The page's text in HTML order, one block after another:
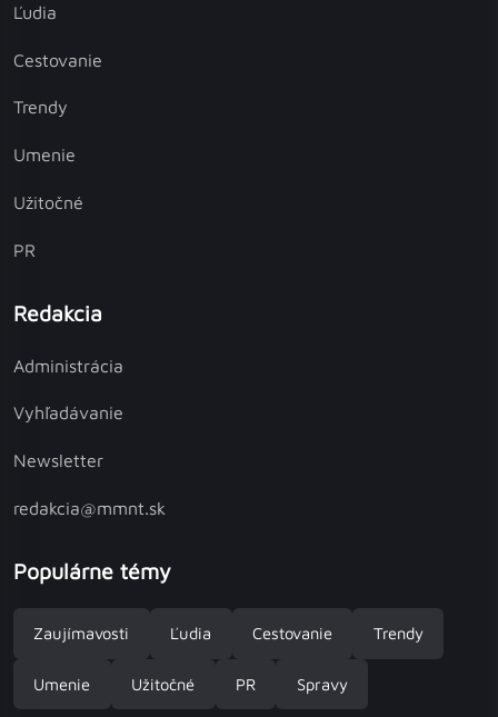
Ľudia
Cestovanie
Trendy
Umenie
Užitočné
PR
Redakcia
Administrácia
Vyhľadávanie
Newsletter
redakcia@mmnt.sk
Populárne témy
Zaujímavosti Ľudia Cestovanie Trendy
Umenie Užitočné PR Spravy